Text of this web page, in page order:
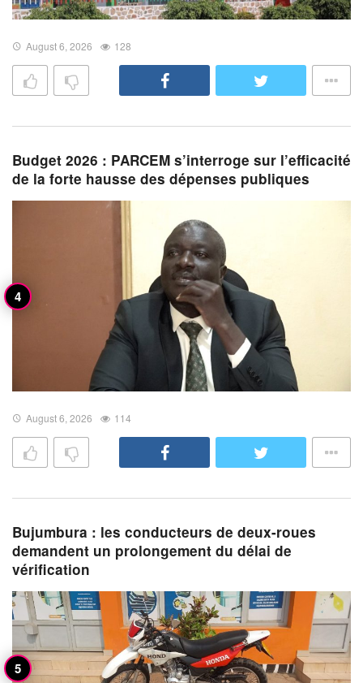
August 6, 2026 128
Budget 2026 : PARCEM s’interroge sur l’efficacité
de la forte hausse des dépenses publiques
August 6, 2026 114
Bujumbura : les conducteurs de deux-roues
demandent un prolongement du délai de
vérification